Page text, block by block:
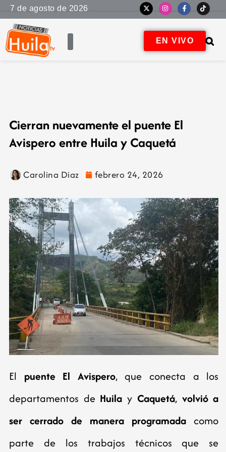
7 de agosto de 2026
EN VIVO
Cierran nuevamente el puente El
Avispero entre Huila y Caquetá
Carolina Diaz febrero 24, 2026
El puente El Avispero, que conecta a los
departamentos de Huila y Caquetá, volvió a
ser cerrado de manera programada como
parte de los trabajos técnicos que se